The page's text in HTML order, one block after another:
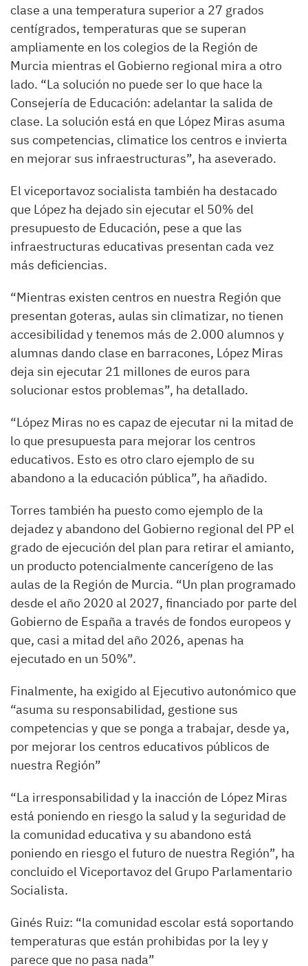
clase a una temperatura superior a 27 grados
centígrados, temperaturas que se superan
ampliamente en los colegios de la Región de
Murcia mientras el Gobierno regional mira a otro
lado. “La solución no puede ser lo que hace la
Consejería de Educación: adelantar la salida de
clase. La solución está en que López Miras asuma
sus competencias, climatice los centros e invierta
en mejorar sus infraestructuras”, ha aseverado.
El viceportavoz socialista también ha destacado
que López ha dejado sin ejecutar el 50% del
presupuesto de Educación, pese a que las
infraestructuras educativas presentan cada vez
más deficiencias.
“Mientras existen centros en nuestra Región que
presentan goteras, aulas sin climatizar, no tienen
accesibilidad y tenemos más de 2.000 alumnos y
alumnas dando clase en barracones, López Miras
deja sin ejecutar 21 millones de euros para
solucionar estos problemas”, ha detallado.
“López Miras no es capaz de ejecutar ni la mitad de
lo que presupuesta para mejorar los centros
educativos. Esto es otro claro ejemplo de su
abandono a la educación pública”, ha añadido.
Torres también ha puesto como ejemplo de la
dejadez y abandono del Gobierno regional del PP el
grado de ejecución del plan para retirar el amianto,
un producto potencialmente cancerígeno de las
aulas de la Región de Murcia. “Un plan programado
desde el año 2020 al 2027, financiado por parte del
Gobierno de España a través de fondos europeos y
que, casi a mitad del año 2026, apenas ha
ejecutado en un 50%”.
Finalmente, ha exigido al Ejecutivo autonómico que
“asuma su responsabilidad, gestione sus
competencias y que se ponga a trabajar, desde ya,
por mejorar los centros educativos públicos de
nuestra Región”
“La irresponsabilidad y la inacción de López Miras
está poniendo en riesgo la salud y la seguridad de
la comunidad educativa y su abandono está
poniendo en riesgo el futuro de nuestra Región”, ha
concluido el Viceportavoz del Grupo Parlamentario
Socialista.
Ginés Ruiz: “la comunidad escolar está soportando
temperaturas que están prohibidas por la ley y
parece que no pasa nada”